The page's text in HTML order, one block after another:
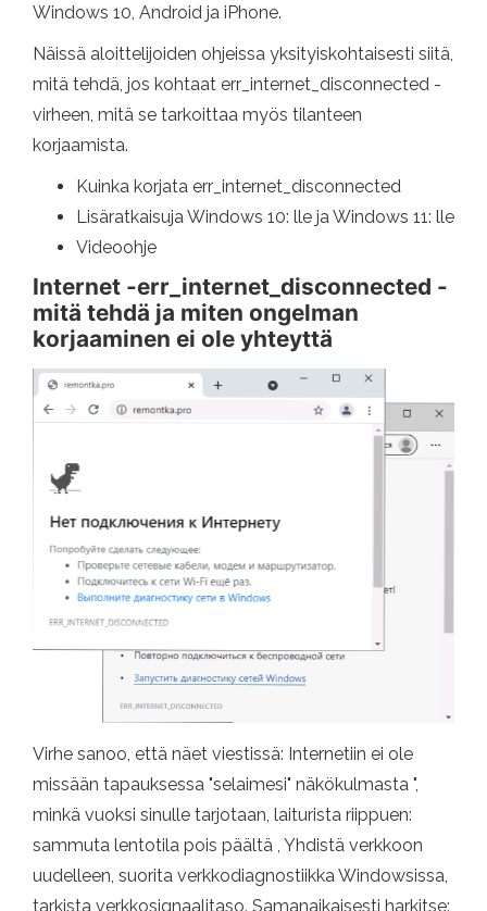
Windows 10, Android ja iPhone.
Näissä aloittelijoiden ohjeissa yksityiskohtaisesti siitä,
mitä tehdä, jos kohtaat err_internet_disconnected -
virheen, mitä se tarkoittaa myös tilanteen
korjaamista.
Kuinka korjata err_internet_disconnected
Lisäratkaisuja Windows 10: lle ja Windows 11: lle
Videoohje
Internet -err_internet_disconnected -
mitä tehdä ja miten ongelman
korjaaminen ei ole yhteyttä
Virhe sanoo, että näet viestissä: Internetiin ei ole
missään tapauksessa "selaimesi" näkökulmasta ",
minkä vuoksi sinulle tarjotaan, laiturista riippuen:
sammuta lentotila pois päältä , Yhdistä verkkoon
uudelleen, suorita verkkodiagnostiikka Windowsissa,
tarkista verkkosignaalitaso. Samanaikaisesti harkitse: